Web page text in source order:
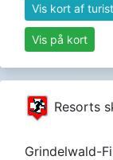
Vis kort af
Vis på kort
Resorts
Grindelwald-